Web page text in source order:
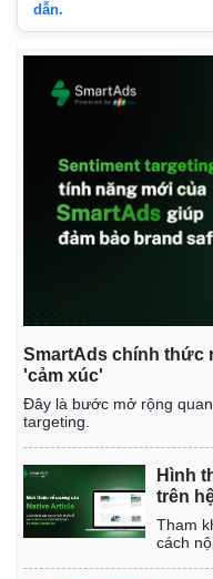
Bất động sản
Khởi nghiệp
dẫn.
SmartAds chính thức
'cảm xúc'
Đây là bước mở rộng
targeting.
Hình
trên
Tham
cách